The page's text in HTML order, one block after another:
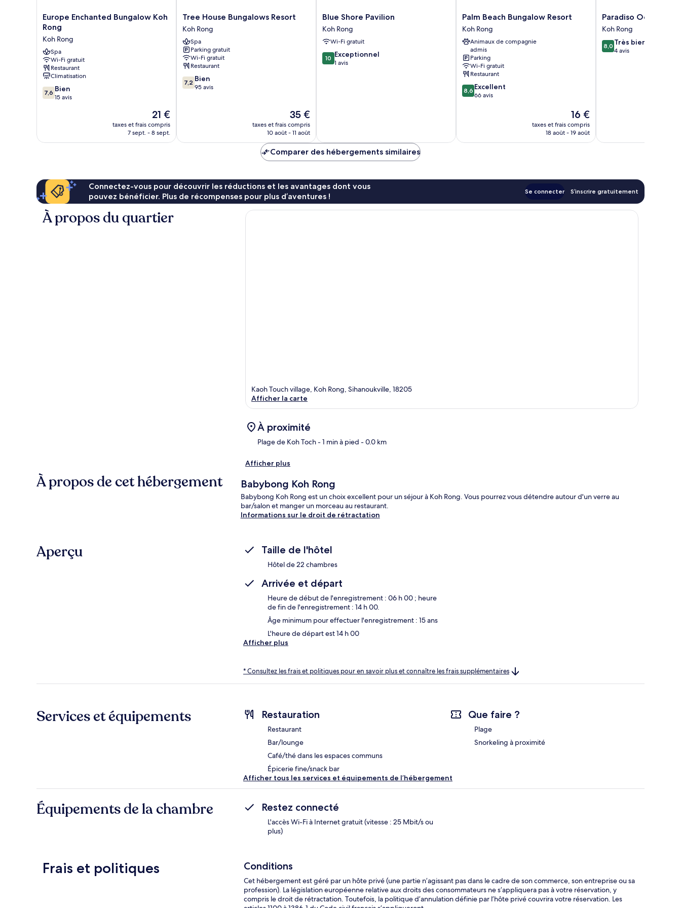
Europe
Enchanted
Bungalow
Koh
Rong
Koh
Rong
Europe Enchanted Bungalow Koh
Rong
Koh Rong
Spa
Wi-Fi gratuit
Restaurant
Climatisation
7.6
sur
7,6 Bien
15 avis
Le
nouveau
prix
21 €
taxes et frais compris
7 sept. - 8 sept.
Tree
House
Bungalows
Resort
Koh
Rong
Tree House Bungalows Resort
Koh Rong
Spa
Parking gratuit
Wi-Fi gratuit
Restaurant
7.2
sur
7,2 Bien
95 avis
Le
nouveau
prix
de
35 €
taxes et frais compris
10 août - 11 août
Blue
Shore
Pavilion
Koh
Rong
Blue Shore Pavilion
Koh Rong
Wi-Fi gratuit
10.0
sur
10 Exceptionnel
1 avis
Palm
Beach
Bungalow
Resort
Koh
Rong
Palm Beach Bungalow Resort
Koh Rong
Animaux de compagnie
admis
Parking
Wi-Fi gratuit
Restaurant
8.6
sur
8,6 Excellent
66 avis
Le
nouveau
prix
16 €
taxes et frais compris
18 août - 19 août
Paradiso
Ocean
Front
Bungalows
Koh
Paradiso Ocean
Koh Rong
8.0
sur
8,0 Très bien
4 avis
Comparer des hébergements similaires
Connectez-vous pour découvrir les réductions et les avantages dont vous
pouvez bénéficier. Plus de récompenses pour plus d’aventures !
Se connecter S’inscrire gratuitement
À propos du quartier
Kaoh Touch village, Koh Rong, Sihanoukville, 18205
Afficher la carte
À proximité
Plage de Koh Toch- 1 min à pied - 0.0 km
Afficher plus
À propos de cet hébergement Babybong Koh Rong
Babybong Koh Rong est un choix excellent pour un séjour à Koh Rong. Vous pourrez vous détendre autour d'un verre au
bar/salon et manger un morceau au restaurant.
Informations sur le droit de rétractation
Aperçu Taille de l'hôtel
Hôtel de 22 chambres
Arrivée et départ
Heure de début de l'enregistrement : 06 h 00 ; heure
de fin de l'enregistrement : 14 h 00.
Âge minimum pour effectuer l'enregistrement : 15 ans
L'heure de départ est 14 h 00
Afficher plus
* Consultez les frais et politiques pour en savoir plus et connaître les frais supplémentaires
Services et équipements Restauration
Restaurant
Bar/lounge
Café/thé dans les espaces communs
Épicerie fine/snack bar
Que faire ?
Plage
Snorkeling à proximité
Afficher tous les services et équipements de l’hébergement
Équipements de la chambre Restez connecté
L'accès Wi-Fi à Internet gratuit (vitesse : 25 Mbit/s ou
plus)
Frais et politiques Conditions
Cet hébergement est géré par un hôte privé (une partie n’agissant pas dans le cadre de son commerce, son entreprise ou sa
profession). La législation européenne relative aux droits des consommateurs ne s’appliquera pas à votre réservation, y
compris le droit de rétractation. Toutefois, la politique d’annulation définie par l’hôte privé couvrira votre réservation. Les